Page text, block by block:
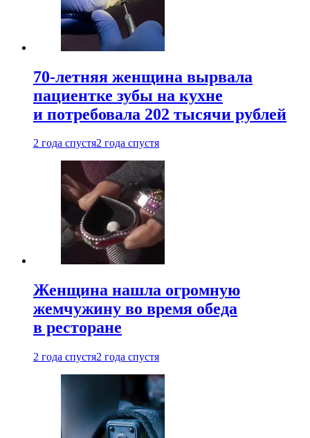
70-летняя женщина вырвала
пациентке зубы на кухне
и потребовала 202 тысячи рублей
2 года спустя2 года спустя
Женщина нашла огромную
жемчужину во время обеда
в ресторане
2 года спустя2 года спустя